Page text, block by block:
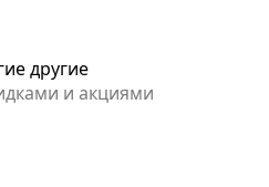
другие
и акциями